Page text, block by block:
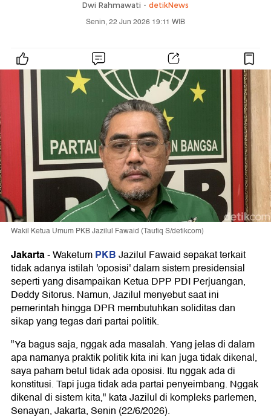
Dwi Rahmawati - detikNews
Senin, 22 Jun 2026 19:11 WIB
Wakil Ketua Umum PKB Jazilul Fawaid (Taufiq S/detikcom)
Jakarta-WaketumPKBJazilul Fawaid sepakat terkait
tidak adanya istilah 'oposisi' dalam sistem presidensial
seperti yang disampaikan Ketua DPP PDI Perjuangan,
Deddy Sitorus. Namun, Jazilul menyebut saat ini
pemerintah hingga DPR membutuhkan soliditas dan
sikap yang tegas dari partai politik.
"Ya bagus saja, nggak ada masalah. Yang jelas di dalam
apa namanya praktik politik kita ini kan juga tidak dikenal,
saya paham betul tidak ada oposisi. Itu nggak ada di
konstitusi. Tapi juga tidak ada partai penyeimbang. Nggak
dikenal di sistem kita," kata Jazilul di kompleks parlemen,
Senayan, Jakarta, Senin (22/6/2026).